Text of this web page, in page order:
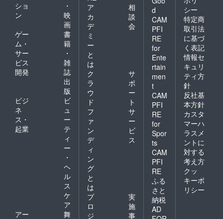
ショ
ン
・
映
画
ゲー
ム・
サー
ビス
開発
書
籍
・
雑
誌
出
版
ビジ
ネ
ス・
起業
ビ
ュ
ー
テ
ィ
ー
・
ヘ
ル
ス
ケ
ア
アー
舞
ア
カ
デ
ミ
ー
と
は
相
談
会
ク
ラ
ウ
ド
フ
ァ
ン
デ
ィ
ン
グ
と
は
サ
ポ
ー
ト
サ
ー
ビ
ス
プ
ロ
ジ
実
施
事
d
CAM
PFI
RE
for
Ente
rtain
men
t
CAM
PFI
RE
for
Spor
ts
CAM
PFI
RE
ふる
さと
納税
AD
シー
特定商
取引法
に基づ
く表記
情報セ
キュリ
ティ方
針
反社基
本方針
カスタ
マーハ
ラスメ
ントに
対する
考え方
クッ
キーポ
リシー